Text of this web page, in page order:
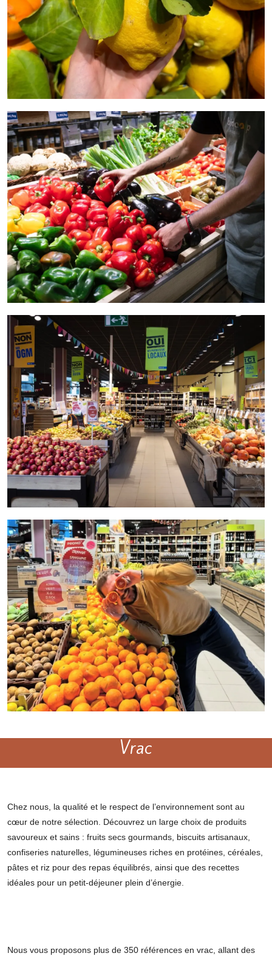
Vrac
Chez nous, la qualité et le respect de l’environnement sont au
cœur de notre sélection. Découvrez un large choix de produits
savoureux et sains : fruits secs gourmands, biscuits artisanaux,
confiseries naturelles, légumineuses riches en protéines, céréales,
pâtes et riz pour des repas équilibrés, ainsi que des recettes
idéales pour un petit-déjeuner plein d’énergie.
Nous vous proposons plus de 350 références en vrac, allant des